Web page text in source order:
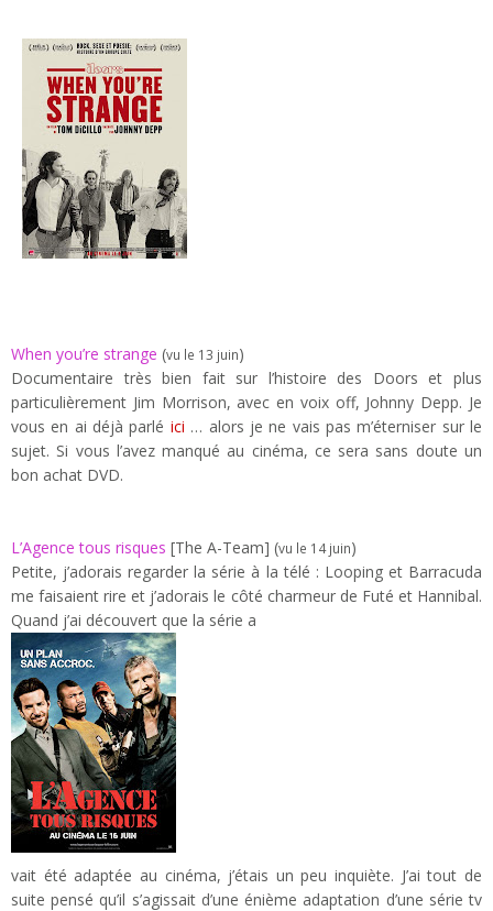
When you’re strange (vu le 13 juin)
Documentaire très bien fait sur l’histoire des Doors et plus
particulièrement Jim Morrison, avec en voix off, Johnny Depp. Je
vous en ai déjà parlé ici … alors je ne vais pas m’éterniser sur le
sujet. Si vous l’avez manqué au cinéma, ce sera sans doute un
bon achat DVD.
L’Agence tous risques [The A-Team] (vu le 14 juin)
Petite, j’adorais regarder la série à la télé : Looping et Barracuda
me faisaient rire et j’adorais le côté charmeur de Futé et Hannibal.
Quand j’ai découvert que la série a
vait été adaptée au cinéma, j’étais un peu inquiète. J’ai tout de
suite pensé qu’il s’agissait d’une énième adaptation d’une série tv